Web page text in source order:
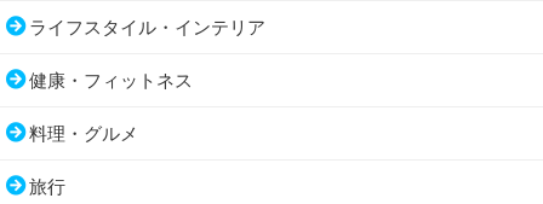
ライフスタイル・インテリア
健康・フィットネス
料理・グルメ
旅行